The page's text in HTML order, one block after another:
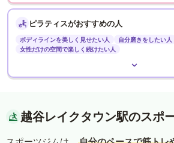
ピラティスがおすすめの人
ボディラインを美しく見せたい人
自分磨きをしたい人
女性だけの空間で楽しく続けたい人
越谷レイクタウン駅のスポ